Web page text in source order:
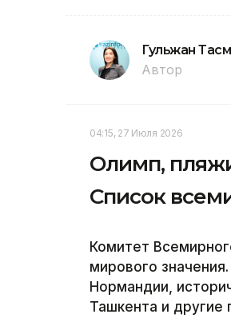
Гульжан
Автор
04:15, 27 Июля 2026
Олимп,
Список
Комитет
мирового
Нормандии,
Ташкента и другие